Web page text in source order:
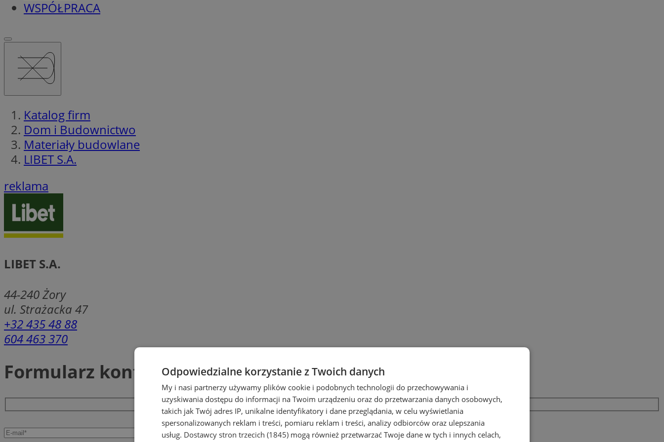
WSPÓŁPRACA
Katalog firm
Dom i Budownictwo
Materiały budowlane
LIBET S.A.
reklama
LIBET S.A.
44-240Żory
ul. Strażacka 47
+32 435 48 88
604 463 370
Formularz kontaktowyOdpowiedzialne korzystanie z Twoich danych
My i nasi partnerzy używamy plików cookie i podobnych technologii do przechowywania i
uzyskiwania dostępu do informacji na Twoim urządzeniu oraz do przetwarzania danych osobowych,
takich jak Twój adres IP, unikalne identyfikatory i dane przeglądania, w celu wyświetlania
spersonalizowanych reklam i treści, pomiaru reklam i treści, analizy odbiorców oraz ulepszania
usług. Dostawcy stron trzecich (1845) mogą również przetwarzać Twoje dane w tych i innych celach,